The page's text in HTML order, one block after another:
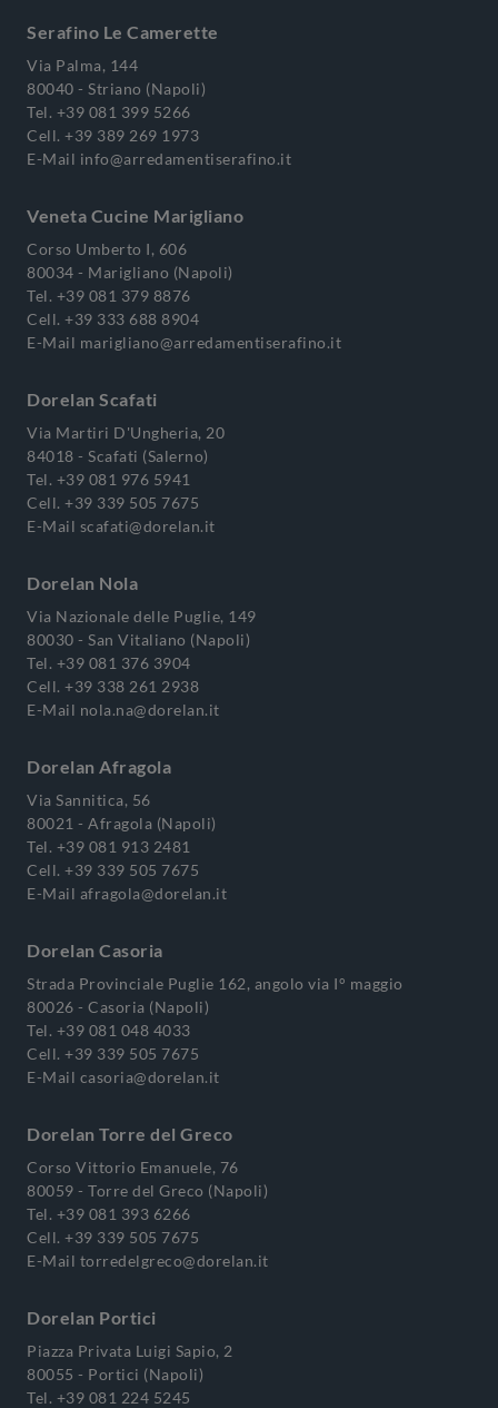
Serafino Le Camerette
Via Palma, 144
80040 - Striano (Napoli)
Tel. +39 081 399 5266
Cell. +39 389 269 1973
E-Mail info@arredamentiserafino.it
Veneta Cucine Marigliano
Corso Umberto I, 606
80034 - Marigliano (Napoli)
Tel. +39 081 379 8876
Cell. +39 333 688 8904
E-Mail marigliano@arredamentiserafino.it
Dorelan Scafati
Via Martiri D'Ungheria, 20
84018 - Scafati (Salerno)
Tel. +39 081 976 5941
Cell. +39 339 505 7675
E-Mail scafati@dorelan.it
Dorelan Nola
Via Nazionale delle Puglie, 149
80030 - San Vitaliano (Napoli)
Tel. +39 081 376 3904
Cell. +39 338 261 2938
E-Mail nola.na@dorelan.it
Dorelan Afragola
Via Sannitica, 56
80021 - Afragola (Napoli)
Tel. +39 081 913 2481
Cell. +39 339 505 7675
E-Mail afragola@dorelan.it
Dorelan Casoria
Strada Provinciale Puglie 162, angolo via I° maggio
80026 - Casoria (Napoli)
Tel. +39 081 048 4033
Cell. +39 339 505 7675
E-Mail casoria@dorelan.it
Dorelan Torre del Greco
Corso Vittorio Emanuele, 76
80059 - Torre del Greco (Napoli)
Tel. +39 081 393 6266
Cell. +39 339 505 7675
E-Mail torredelgreco@dorelan.it
Dorelan Portici
Piazza Privata Luigi Sapio, 2
80055 - Portici (Napoli)
Tel. +39 081 224 5245